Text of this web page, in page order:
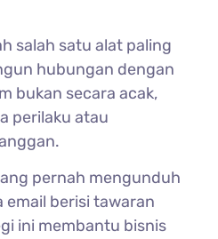
salah satu alat paling
hubungan dengan
bukan secara acak,
perilaku atau
pernah mengunduh
email berisi tawaran
ini membantu bisnis